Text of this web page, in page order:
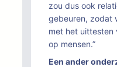
zou dus ook
gebeuren, zodat
met het uittesten
op mensen.”
Een ander